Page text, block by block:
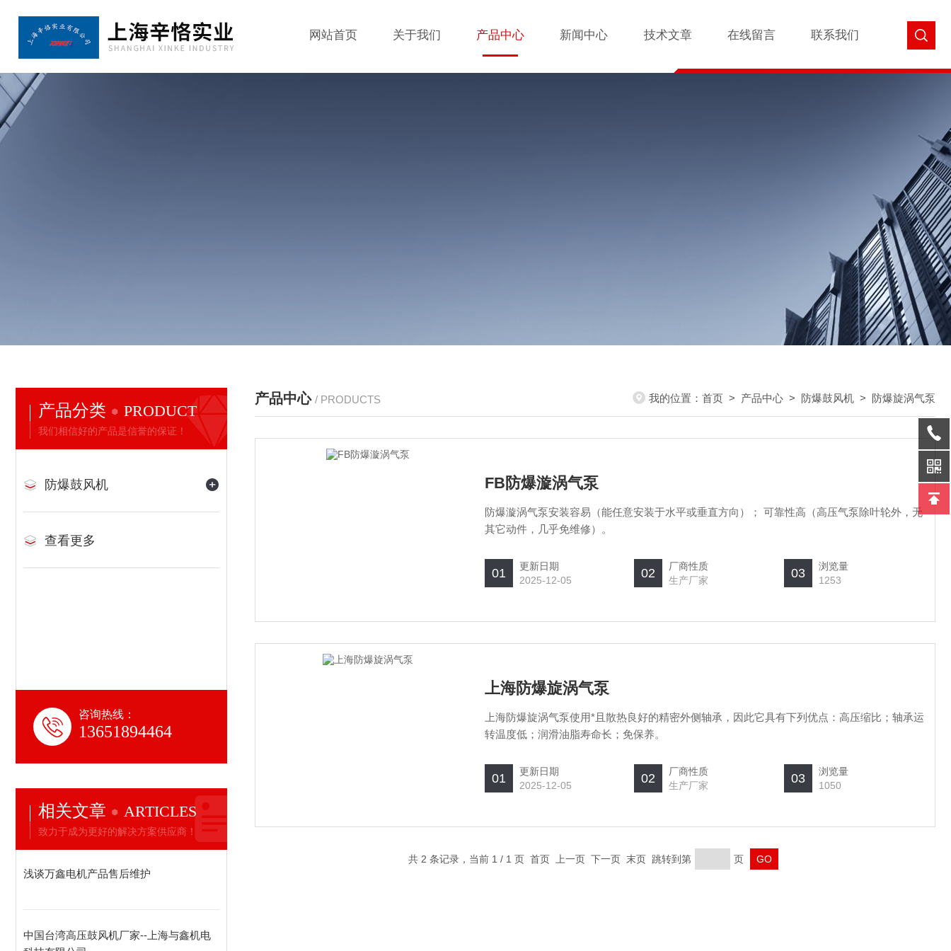
网站首页 关于我们 产品中心 新闻中心 技术文章 在线留言 联系我们
产品分类 PRODUCT
我们相信好的产品是信誉的保证！
防爆鼓风机
查看更多
咨询热线：
13651894464
相关文章 ARTICLES
致力于成为更好的解决方案供应商！
浅谈万鑫电机产品售后维护
中国台湾高压鼓风机厂家--上海与鑫机电
产品中心 / PRODUCTS 我的位置： 首页 > 产品中心 > 防爆鼓风机 > 防爆旋涡气泵
FB防爆漩涡气泵
防爆漩涡气泵安装容易（能任意安装于水平或垂直方向）； 可靠性高（高压气泵除叶轮外，无
其它动件，几乎免维修）。
01
更新日期
2025-12-05
02
厂商性质
生产厂家
03
浏览量
1253
上海防爆旋涡气泵
上海防爆旋涡气泵使用*且散热良好的精密外侧轴承，因此它具有下列优点：高压缩比；轴承运
转温度低；润滑油脂寿命长；免保养。
01
更新日期
2025-12-05
02
厂商性质
生产厂家
03
浏览量
1050
共 2 条记录，当前 1 / 1 页 首页 上一页 下一页 末页 跳转到第 页